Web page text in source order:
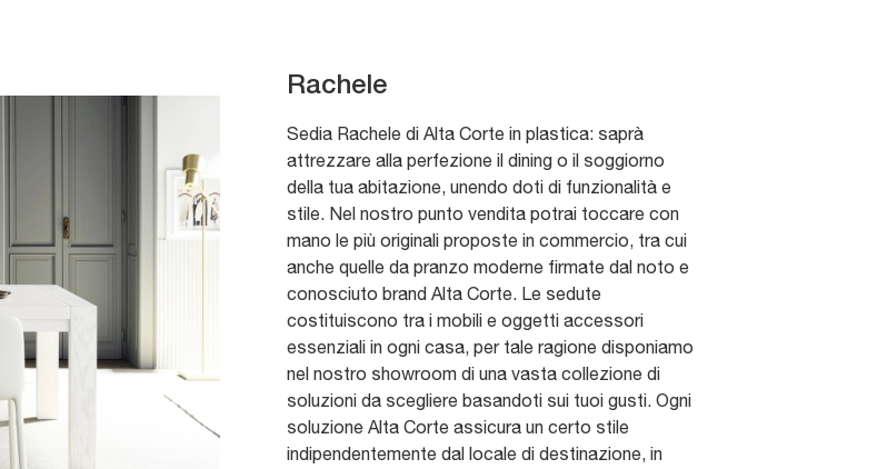
Rachele
Sedia Rachele di Alta Corte in plastica: saprà
attrezzare alla perfezione il dining o il soggiorno
della tua abitazione, unendo doti di funzionalità e
stile. Nel nostro punto vendita potrai toccare con
mano le più originali proposte in commercio, tra cui
anche quelle da pranzo moderne firmate dal noto e
conosciuto brand Alta Corte. Le sedute
costituiscono tra i mobili e oggetti accessori
essenziali in ogni casa, per tale ragione disponiamo
nel nostro showroom di una vasta collezione di
soluzioni da scegliere basandoti sui tuoi gusti. Ogni
soluzione Alta Corte assicura un certo stile
indipendentemente dal locale di destinazione, in